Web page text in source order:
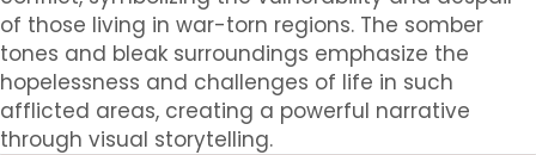
of those living in war-torn regions. The somber
tones and bleak surroundings emphasize the
hopelessness and challenges of life in such
afflicted areas, creating a powerful narrative
through visual storytelling.